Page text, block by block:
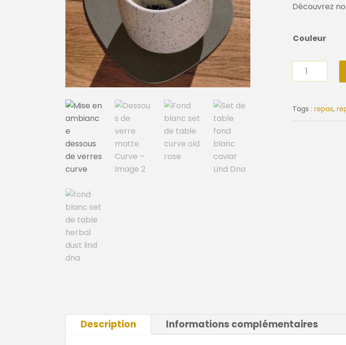
Découvrez
Couleur
quantité
de
de
verre
Tags : repas,
Description Informations complémentaires